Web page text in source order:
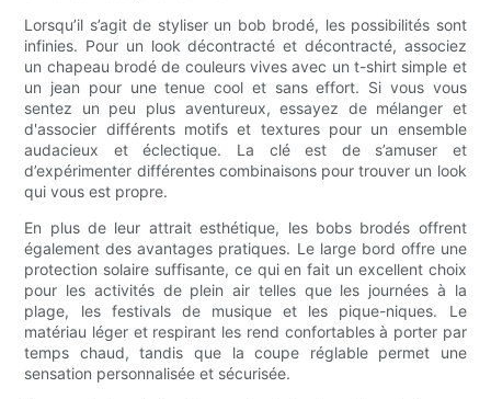
Lorsqu’il s’agit de styliser un bob brodé, les possibilités sont
infinies. Pour un look décontracté et décontracté, associez
un chapeau brodé de couleurs vives avec un t-shirt simple et
un jean pour une tenue cool et sans effort. Si vous vous
sentez un peu plus aventureux, essayez de mélanger et
d'associer différents motifs et textures pour un ensemble
audacieux et éclectique. La clé est de s’amuser et
d’expérimenter différentes combinaisons pour trouver un look
qui vous est propre.
En plus de leur attrait esthétique, les bobs brodés offrent
également des avantages pratiques. Le large bord offre une
protection solaire suffisante, ce qui en fait un excellent choix
pour les activités de plein air telles que les journées à la
plage, les festivals de musique et les pique-niques. Le
matériau léger et respirant les rend confortables à porter par
temps chaud, tandis que la coupe réglable permet une
sensation personnalisée et sécurisée.